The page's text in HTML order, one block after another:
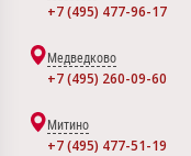
+7 (495) 477-96-17
Медведково
+7 (495) 260-09-60
Митино
+7 (495) 477-51-19